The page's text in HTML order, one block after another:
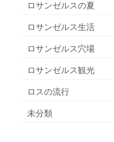
ロサンゼルスの夏
ロサンゼルス生活
ロサンゼルス穴場
ロサンゼルス観光
ロスの流行
未分類